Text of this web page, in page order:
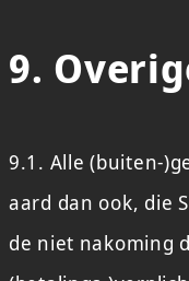
9.
9.1. Alle (buiten-
aard dan ook, die
de niet nakoming